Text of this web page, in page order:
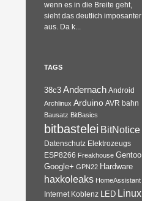
wenn es in die Breite geht,
sieht das deutlich imposanter
aus. Da k...
TAGS
38c3 Andernach Android
Archlinux Arduino AVR bahn
Bausatz BitBasics
bitbastelei BitNotice
Datenschutz Elektrozeugs
ESP8266 Freakhouse Gentoo
Google+ GPN22 Hardware
haxkoleaks HomeAssistant
Internet Koblenz LED Linux